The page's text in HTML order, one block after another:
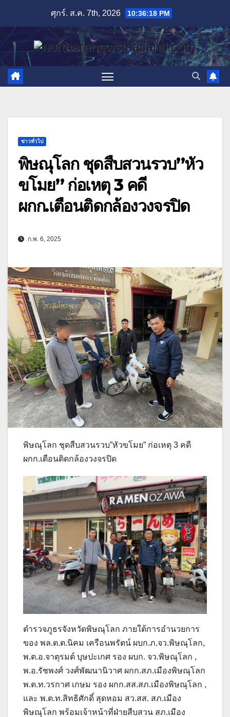
content
ศุกร์. ส.ค. 7th, 2026 10:36:19 PM
ข่าวทั่วไป
พิษณุโลก ชุดสืบสวนรวบ”หัว
ขโมย” ก่อเหตุ 3 คดี
ผกก.เตือนติดกล้องวงจรปิด
ก.พ. 6, 2025
พิษณุโลก ชุดสืบสวนรวบ”หัวขโมย” ก่อเหตุ 3 คดี
ผกก.เตือนติดกล้องวงจรปิด
ตำรวจภูธรจังหวัดพิษณุโลก ภายใต้การอำนวยการ
ของ พล.ต.ต.นิคม เครือนพรัตน์ ผบก.ภ.จว.พิษณุโลก,
พ.ต.อ.จาตุรมต์ บุษปะเกศ รอง ผบก. จว.พิษณุโลก ,
พ.อ.รัชพงศ์ วงศ์พัฒนานิวาศ ผกก.สภ.เมืองพิษณุโลก
พ.ต.ท.วรกาศ เกษม รอง ผกก.สส.สภ.เมืองพิษณุโลก ,
และ พ.ต.ท.สิทธิศักดิ์ สุดหอม สว.สส. สภ.เมือง
พิษณุโลก พร้อมเจ้าหน้าที่ฝ่ายสืบสวน สภ.เมือง